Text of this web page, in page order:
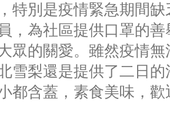
特別是疫情緊急期間
，為社區提供口罩的
眾的關愛。雖然疫情
雪梨還是提供了二日
都含蓋，素食美味，